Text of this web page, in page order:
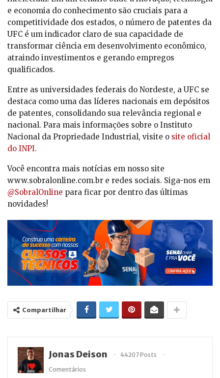
e economia do conhecimento são cruciais para a
competitividade dos estados, o número de patentes da
UFC é um indicador claro de sua capacidade de
transformar ciência em desenvolvimento econômico,
atraindo investimentos e gerando empregos
qualificados.
Entre as universidades federais do Nordeste, a UFC se
destaca como uma das líderes nacionais em depósitos
de patentes, consolidando sua relevância regional e
nacional. Para mais informações sobre o Instituto
Nacional da Propriedade Industrial, visite o site oficial
do INPI.
Você encontra mais notícias em nosso site
www.sobralonline.com.br e redes sociais. Siga-nos em
@SobralOnline para ficar por dentro das últimas
novidades!
Compartilhar
Jonas Deison
44207 Posts
Comentários